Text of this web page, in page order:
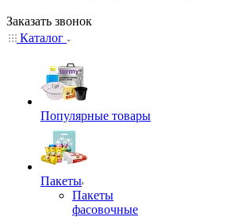
Заказать звонок
Каталог
Популярные товары
Пакеты
Пакеты
фасовочные